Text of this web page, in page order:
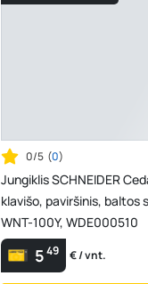
0/5 (0)
Jungiklis SCHNEIDER
klavišo, paviršinis, baltos
WNT-100Y, WDE000510
549 € / vnt.